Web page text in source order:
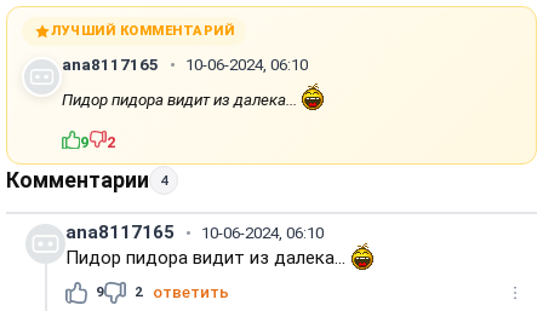
ЛУЧШИЙ КОММЕНТАРИЙ
ana8117165
10-06-2024, 06:10
Пидор пидора видит из далека...
9 2
Комментарии 4
ana8117165 10-06-2024, 06:10
Пидор пидора видит из далека...
9 2 ответить